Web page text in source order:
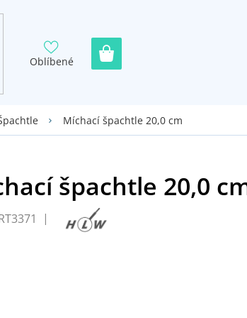
Oblíbené
Míchací špachtle 20,0 cm